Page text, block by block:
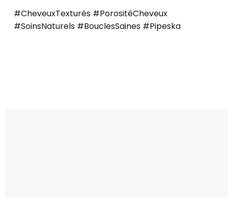
#CheveuxTexturés #PorositéCheveux
#SoinsNaturels #BouclesSaines #Pipeska